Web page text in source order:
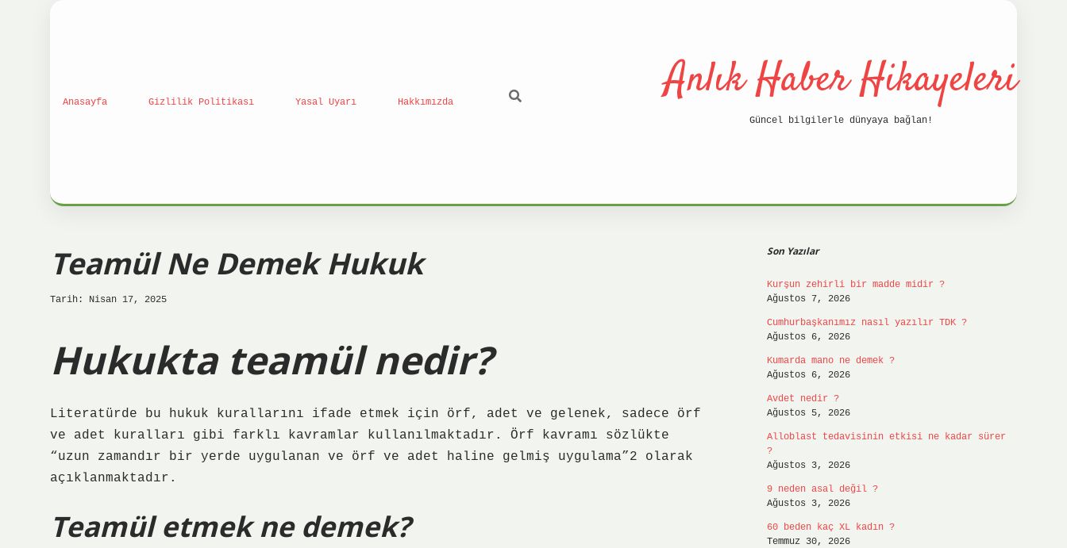
Anasayfa Gizlilik Politikası Yasal Uyarı Hakkımızda Anlık Haber Hikayeleri
Güncel bilgilerle dünyaya bağlan!
Teamül Ne Demek Hukuk
Tarih: Nisan 17, 2025
Hukukta teamül nedir?
Literatürde bu hukuk kurallarını ifade etmek için örf, adet ve gelenek, sadece örf
ve adet kuralları gibi farklı kavramlar kullanılmaktadır. Örf kavramı sözlükte
“uzun zamandır bir yerde uygulanan ve örf ve adet haline gelmiş uygulama”2 olarak
açıklanmaktadır.
Teamül etmek ne demek?
Son Yazılar
Kurşun zehirli bir madde midir ?
Ağustos 7, 2026
Cumhurbaşkanımız nasıl yazılır TDK ?
Ağustos 6, 2026
Kumarda mano ne demek ?
Ağustos 6, 2026
Avdet nedir ?
Ağustos 5, 2026
Alloblast tedavisinin etkisi ne kadar sürer
?
Ağustos 3, 2026
9 neden asal değil ?
Ağustos 3, 2026
60 beden kaç XL kadın ?
Temmuz 30, 2026